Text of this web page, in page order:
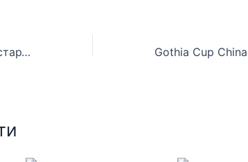
Gothia Cup China: Спартак стартовал с победы!